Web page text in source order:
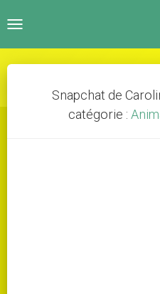
Toggle
Snapchat de
catégorie :